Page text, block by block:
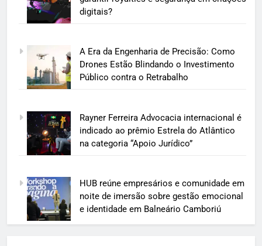
digitais?
A Era da Engenharia de Precisão: Como
Drones Estão Blindando o Investimento
Público contra o Retrabalho
Rayner Ferreira Advocacia internacional é
indicado ao prêmio Estrela do Atlântico
na categoria “Apoio Jurídico”
HUB reúne empresários e comunidade em
noite de imersão sobre gestão emocional
e identidade em Balneário Camboriú